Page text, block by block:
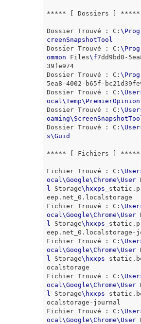
***** [ Dossiers ] *****
Dossier Trouvé : C: \
creenSnapshotTool
Dossier Trouvé : C: \
ommon Files\ f7dd9bd0-
39fe974
Dossier Trouvé : C: \
5ea8-4002-b65f-
Dossier Trouvé : C: \
ocal \Temp\ PremierOpinion
Dossier Trouvé : C: \
oaming\
Dossier Trouvé : C: \
s\Guid
***** [ Fichiers ] *****
Fichier Trouvé : C: \
ocal \Google\Chrome\ User
l
Storage\ hxxps
eep.net_0.localstorage
Fichier Trouvé : C: \
ocal \Google\Chrome\ User
l
Storage\ hxxps
eep.net_0.localstorage-
Fichier Trouvé : C: \
ocal \Google\Chrome\ User
l
Storage\ hxxps
ocalstorage
Fichier Trouvé : C: \
ocal \Google\Chrome\ User
l
Storage\ hxxps
ocalstorage-journal
Fichier Trouvé : C: \
ocal \Google\Chrome\ User